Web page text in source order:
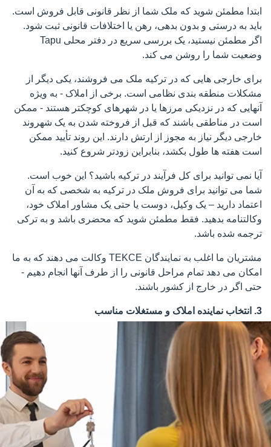
ابتدا مطمئن شوید که ملک شما از نظر قانونی قابل فروش است.
باید به درستی و بدون بدهی، رهن یا اختلافات قانونی ثبت شود.
اگر مطمئن نیستید، یک بررسی سریع در دفتر محلی Tapu
وضعیت شما را روشن می کند.
برای خارجی هایی که در ترکیه ملک می فروشند، یکی دیگر از
مشکلات منطقه بندی نظامی است. برخی از املاک - به ویژه
آنهایی که در نزدیکی مرزها یا در شهرهای کوچکتر هستند - ممکن
است در مناطقی باشند که قبل از فروخته شدن به یک شهروند
خارجی دیگر نیاز به مجوز از ارتش دارند. این روند تأیید ممکن
است هفته ها طول بکشد، بنابراین زودتر شروع کنید.
آیا نمی توانید برای کل فرآیند در ترکیه باشید؟ این خوب است.
شما می توانید برای فروش ملک در ترکیه به شخصی که به آن
اعتماد دارید – یک وکیل، دوست یا حتی یک مشاور املاک خود،
وکالتنامه بدهید. فقط مطمئن شوید که محضری باشد و به ترکی
ترجمه شده باشد.
مشتریان ما اغلب به نمایندگان TEKCE وکالت می دهند که به ما
امکان می دهد تمام مراحل قانونی را از طرف آنها انجام دهیم -
حتی اگر در خارج از کشور باشند.
3. انتخاب نماینده املاک و مستغلات مناسب